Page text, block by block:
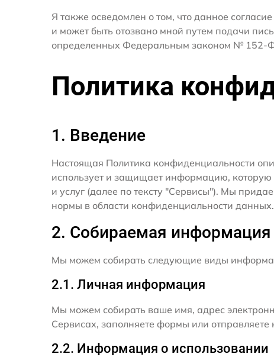
Я также осведомлен о том, что данное
и может быть отозвано мной путем подачи
определенных Федеральным законом № 152-
Политика
1. Введение
Настоящая Политика конфиденциальности
использует и защищает информацию,
и услуг (далее по тексту "Сервисы"). Мы
нормы в области конфиденциальности данных.
2. Собираемая информация
Мы можем собирать следующие виды
2.1. Личная информация
Мы можем собирать ваше имя, адрес
Сервисах, заполняете формы или отправляете
2.2. Информация о использовании